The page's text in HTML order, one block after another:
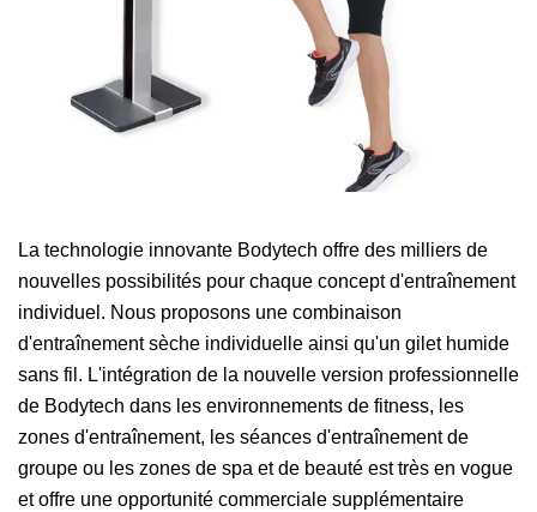
La technologie innovante Bodytech offre des milliers de
nouvelles possibilités pour chaque concept d'entraînement
individuel. Nous proposons une combinaison
d'entraînement sèche individuelle ainsi qu'un gilet humide
sans fil. L'intégration de la nouvelle version professionnelle
de Bodytech dans les environnements de fitness, les
zones d'entraînement, les séances d'entraînement de
groupe ou les zones de spa et de beauté est très en vogue
et offre une opportunité commerciale supplémentaire